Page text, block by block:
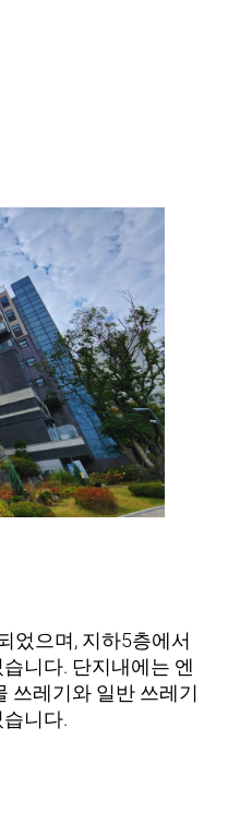
었으며, 지하5층에서
니다. 단지내에는 엔
쓰레기와 일반 쓰레기
니다.